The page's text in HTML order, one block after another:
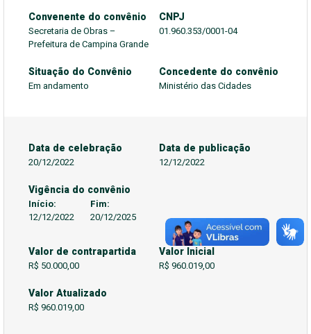
Convenente do convênio
Secretaria de Obras –
Prefeitura de Campina Grande
CNPJ
01.960.353/0001-04
Situação do Convênio
Em andamento
Concedente do convênio
Ministério das Cidades
Data de celebração
20/12/2022
Data de publicação
12/12/2022
Vigência do convênio
Início:
12/12/2022
Fim:
20/12/2025
Valor de contrapartida
R$ 50.000,00
Valor Inicial
R$ 960.019,00
Valor Atualizado
R$ 960.019,00